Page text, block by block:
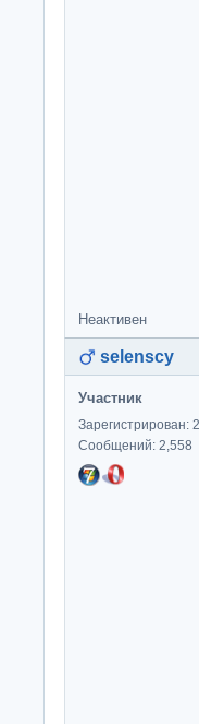
Неактивен
selenscy
Участник
Зарегистрирован:
Сообщений: 2,558